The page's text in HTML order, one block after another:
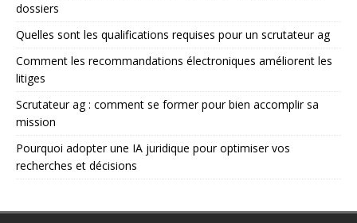
dossiers
Quelles sont les qualifications requises pour un scrutateur ag
Comment les recommandations électroniques améliorent les
litiges
Scrutateur ag : comment se former pour bien accomplir sa
mission
Pourquoi adopter une IA juridique pour optimiser vos
recherches et décisions